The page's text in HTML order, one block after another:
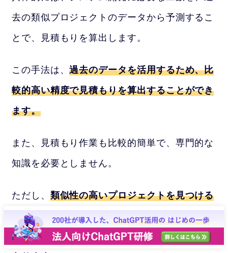
去の類似プロジェクトのデータから予測するこ
とで、見積もりを算出します。
この手法は、過去のデータを活用するため、比
較的高い精度で見積もりを算出することができ
ます。
また、見積もり作業も比較的簡単で、専門的な
知識を必要としません。
ただし、 類似性の高いプロジェクトを見つける
ことができない場合や、プロジェクトの性質が
大幅に異なる場合は、精度が低下する可能性が